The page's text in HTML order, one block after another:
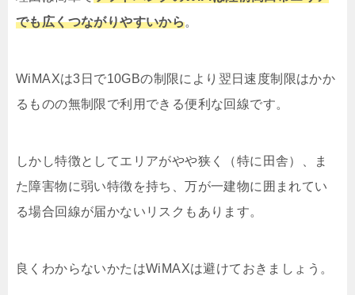
でも広くつながりやすいから。
WiMAXは3日で10GBの制限により翌日速度制限はかか
るものの無制限で利用できる便利な回線です。
しかし特徴としてエリアがやや狭く（特に田舎）、ま
た障害物に弱い特徴を持ち、万が一建物に囲まれてい
る場合回線が届かないリスクもあります。
良くわからないかたはWiMAXは避けておきましょう。